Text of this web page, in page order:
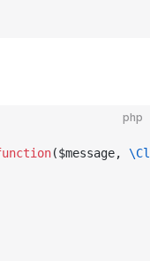
php
($message,